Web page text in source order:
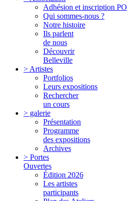
Adhésion et inscription PO
Qui sommes-nous ?
Notre histoire
Ils parlent
de nous
Découvrir
Belleville
> Artistes
Portfolios
Leurs expositions
Rechercher
un cours
> galerie
Présentation
Programme
des expositions
Archives
> Portes
Ouvertes
Édition 2026
Les artistes
participants